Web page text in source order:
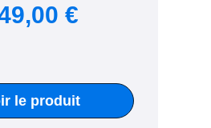
€
le produit